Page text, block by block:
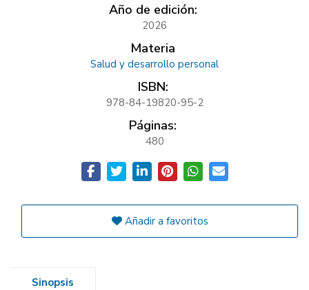
Año de edición:
2026
Materia
Salud y desarrollo personal
ISBN:
978-84-19820-95-2
Páginas:
480
Añadir a favoritos
Sinopsis